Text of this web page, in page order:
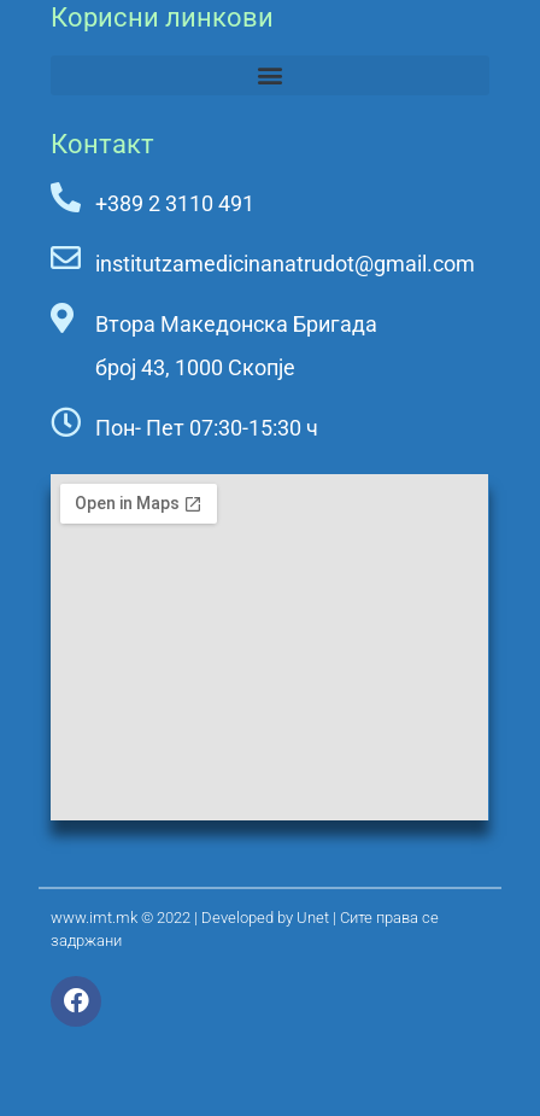
Корисни линкови
Контакт
+389 2 3110 491
institutzamedicinanatrudot@gmail.com
Втора Македонска Бригада
број 43, 1000 Скопје
Пон- Пет 07:30-15:30 ч
www.imt.mk © 2022 | Developed by Unet | Сите права се
задржани